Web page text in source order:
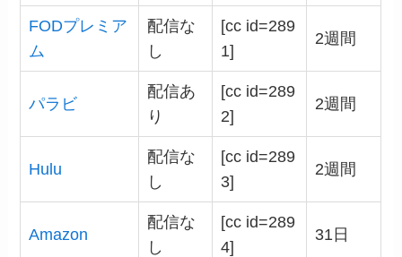
FODプレミア
ム
配信な
し
[cc id=289
1]
2週間
パラビ
配信あ
り
[cc id=289
2]
2週間
Hulu
配信な
し
[cc id=289
3]
2週間
Amazon
配信な
し
[cc id=289
4]
31日